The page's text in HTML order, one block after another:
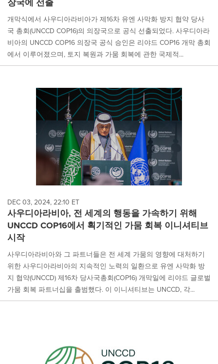
개막식에서 사우디아라비아가 제16차 유엔 사막화 방지 협약 당사
국 총회(UNCCD COP16)의 의장국으로 공식 선출되었다. 사우디아라
비아의 UNCCD COP16 의장국 공식 승인은 리야드 COP16 개막 총회
에서 이루어졌으며, 토지 복원과 가뭄 회복에 관한 국제적...
DEC 03, 2024, 22:10 ET
사우디아라비아, 전 세계의 행동을 가속하기 위해
UNCCD COP16에서 획기적인 가뭄 회복 이니셔티브
시작
사우디아라비아와 그 파트너들은 전 세계 가뭄의 영향에 대처하기
위한 사우디아라비아의 지속적인 노력의 일환으로 유엔 사막화 방
지 협약(UNCCD) 제16차 당사국총회(COP16) 개막일에 리야드 글로벌
가뭄 회복 파트너십을 출범했다. 이 이니셔티브는 UNCCD, 각...